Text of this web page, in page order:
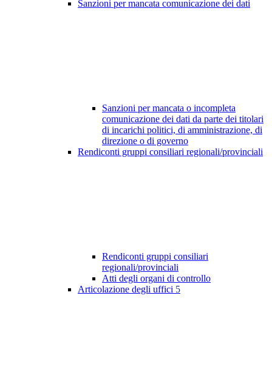
Sanzioni per mancata comunicazione dei dati
Sanzioni per mancata o incompleta
comunicazione dei dati da parte dei titolari
di incarichi politici, di amministrazione, di
direzione o di governo
Rendiconti gruppi consiliari regionali/provinciali
Rendiconti gruppi consiliari
regionali/provinciali
Atti degli organi di controllo
Articolazione degli uffici 5